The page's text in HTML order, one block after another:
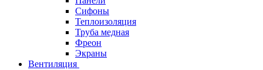
Сифоны
Теплоизоляция
Труба медная
Фреон
Экраны
Вентиляция